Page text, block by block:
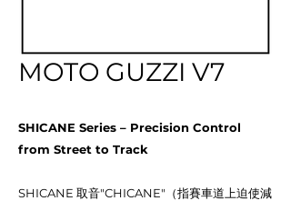
MOTO GUZZI V7
SHICANE Series – Precision Control
from Street to Track
SHICANE 取音"CHICANE"（指賽車道上迫使減